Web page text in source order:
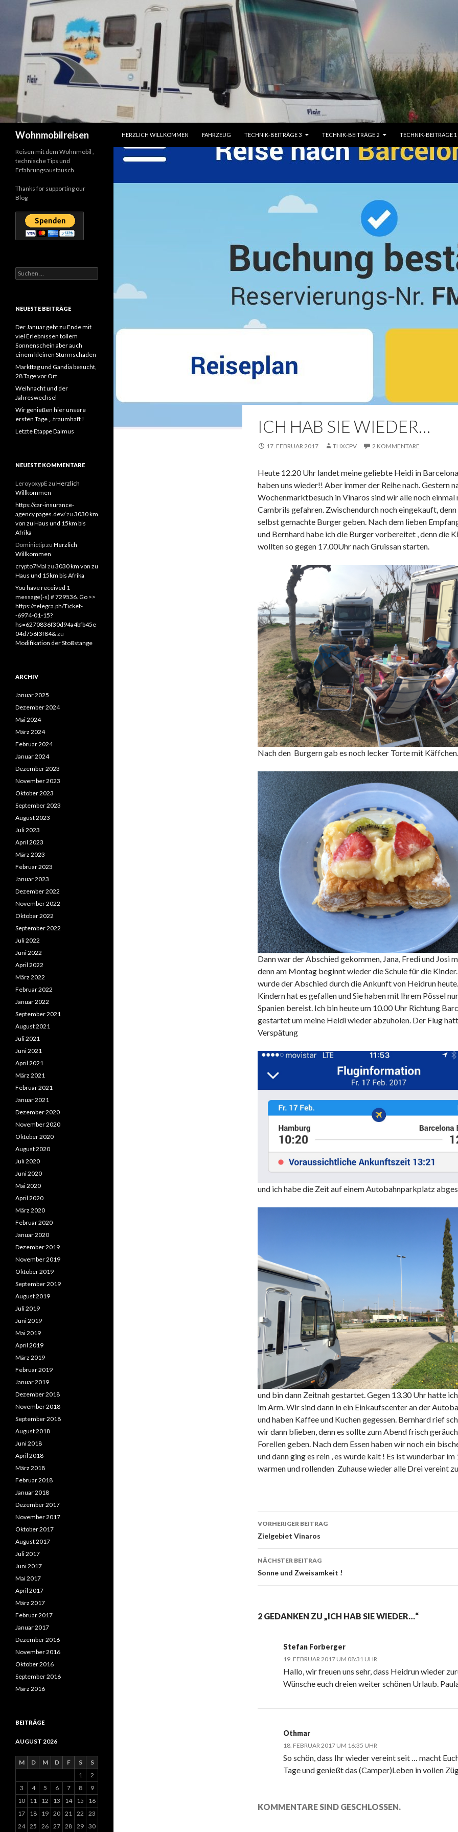
Wohnmobilreisen
HERZLICH WILLKOMMEN
FAHRZEUG TECHNIK-BEITRÄGE 3 TECHNIK-BEITRÄGE 2 TECHNIK-BEITRÄGE 1
ICH HAB SIE WIEDER…
17. FEBRUAR 2017 THXCPV 2 KOMMENTARE
Heute 12.20 Uhr landet meine geliebte Heidi in
haben uns wieder!! Aber immer der Reihe nach. Gestern
Wochenmarktbesuch in Vinaros sind wir alle noch einmal
Cambrils gefahren. Zwischendurch noch eingekauft, denn
selbst gemachte Burger geben. Nach dem lieben
und Bernhard habe ich die Burger vorbereitet , denn die
wollten so gegen 17.00Uhr nach Gruissan starten.
Nach den Burgern gab es noch lecker Torte mit Käffchen.
Dann war der Abschied gekommen, Jana, Fredi und Josi
denn am Montag beginnt wieder die Schule für die
wurde der Abschied durch die Ankunft von Heidrun
Kindern hat es gefallen und Sie haben mit Ihrem Pössel
Spanien bereist. Ich bin heute um 10.00 Uhr Richtung
gestartet um meine Heidi wieder abzuholen. Der Flug
Verspätung
und ich habe die Zeit auf einem Autobahnparkplatz
und bin dann Zeitnah gestartet. Gegen 13.30 Uhr hatte
im Arm. Wir sind dann in ein Einkaufscenter an der
und haben Kaffee und Kuchen gegessen. Bernhard rief
wir dann blieben, denn es sollte zum Abend frisch
Forellen geben. Nach dem Essen haben wir noch ein
und dann ging es rein , es wurde kalt ! Es ist wunderbar
warmen und rollenden Zuhause wieder alle Drei vereint
Beitrags-
Navigation
VORHERIGER BEITRAG
Zielgebiet Vinaros
NÄCHSTER BEITRAG
Sonne und Zweisamkeit !
2 GEDANKEN ZU „ICH HAB SIE WIEDER…“
Stefan Forberger
19. FEBRUAR 2017 UM 08:31 UHR
Hallo, wir freuen uns sehr, dass Heidrun wieder
Wünsche euch dreien weiter schönen Urlaub.
Othmar
18. FEBRUAR 2017 UM 16:35 UHR
So schön, dass Ihr wieder vereint seit … macht
Tage und genießt das (Camper)Leben in vollen
KOMMENTARE SIND GESCHLOSSEN.
Reisen mit dem Wohnmobil ,
technische Tips und
Erfahrungsaustausch
Thanks for supporting our
Blog
Suchen
nach:
NEUESTE BEITRÄGE
Der Januar geht zu Ende mit
viel Erlebnissen tollem
Sonnenschein aber auch
einem kleinen Sturmschaden
Markttag und Gandia besucht,
28 Tage vor Ort
Weihnacht und der
Jahreswechsel
Wir genießen hier unsere
ersten Tage ,..traumhaft !
Letzte Etappe Daimus
NEUESTE KOMMENTARE
LeroyoxypE zu Herzlich
Willkommen
https://car-insurance-
agency.pages.dev/zu 3030 km
von zu Haus und 15km bis
Afrika
Dominictipzu Herzlich
Willkommen
crypto7Mal zu 3030 km von zu
Haus und 15km bis Afrika
You have received 1
message(-s) # 729536. Go >>
https://telegra.ph/Ticket-
-6974-01-15?
hs=6270836f30d94a4bfb45e
04d756f3f84&zu
Modifikation der Stoßstange
ARCHIV
Januar 2025
Dezember 2024
Mai 2024
März 2024
Februar 2024
Januar 2024
Dezember 2023
November 2023
Oktober 2023
September 2023
August 2023
Juli 2023
April 2023
März 2023
Februar 2023
Januar 2023
Dezember 2022
November 2022
Oktober 2022
September 2022
Juli 2022
Juni 2022
April 2022
März 2022
Februar 2022
Januar 2022
September 2021
August 2021
Juli 2021
Juni 2021
April 2021
März 2021
Februar 2021
Januar 2021
Dezember 2020
November 2020
Oktober 2020
August 2020
Juli 2020
Juni 2020
Mai 2020
April 2020
März 2020
Februar 2020
Januar 2020
Dezember 2019
November 2019
Oktober 2019
September 2019
August 2019
Juli 2019
Juni 2019
Mai 2019
April 2019
März 2019
Februar 2019
Januar 2019
Dezember 2018
November 2018
September 2018
August 2018
Juni 2018
April 2018
März 2018
Februar 2018
Januar 2018
Dezember 2017
November 2017
Oktober 2017
August 2017
Juli 2017
Juni 2017
Mai 2017
April 2017
März 2017
Februar 2017
Januar 2017
Dezember 2016
November 2016
Oktober 2016
September 2016
März 2016
BEITRÄGE
AUGUST 2026
M D M D F S
S
1
2
3
4 5 6 7 8
9
10
11 12 13 14 15
16
17
18 19 20 21 22
23
24 25 26 27 28 29 30